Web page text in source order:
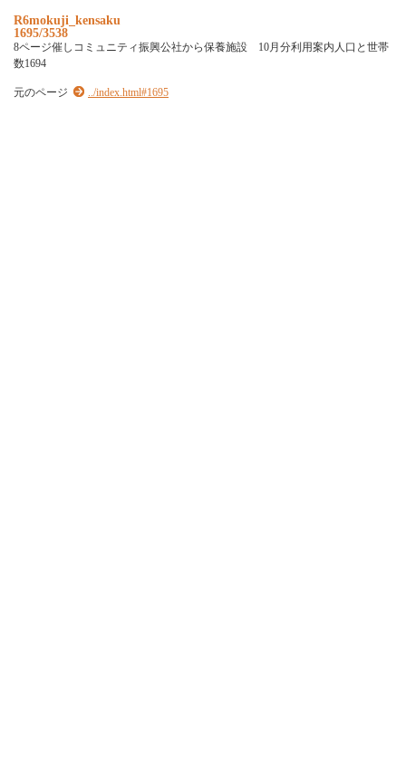
R6mokuji_kensaku
1695/3538
8ページ催しコミュニティ振興公社から保養施設 10月分利用案内人口と世帯
数1694
元のページ ../index.html#1695